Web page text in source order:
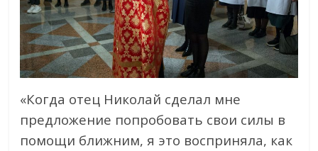
«Когда отец Николай сделал мне
предложение попробовать свои силы в
помощи ближним, я это восприняла, как